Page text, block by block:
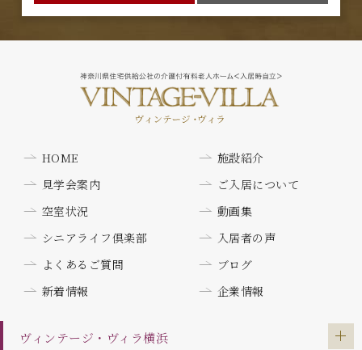
HOME
施設紹介
見学会案内
ご入居について
空室状況
動画集
シニアライフ倶楽部
入居者の声
よくあるご質問
ブログ
新着情報
企業情報
ヴィンテージ・ヴィラ横浜